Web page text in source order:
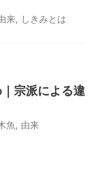
来 しきみとは
宗派による違
魚 由来